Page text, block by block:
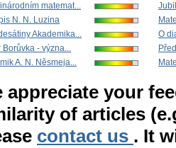
matemat...
N. N. Luzina
Akademika...
Borůvka - význa...
A. N. Něsmeja...
O
appreciate your
of articles
contact us . It